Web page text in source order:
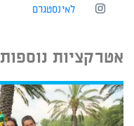
לאינסטגרם
אטרקציות נוספות